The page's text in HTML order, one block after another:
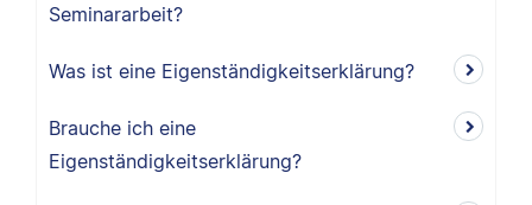
Seminararbeit?
Was ist eine Eigenständigkeitserklärung?
Brauche ich eine
Eigenständigkeitserklärung?